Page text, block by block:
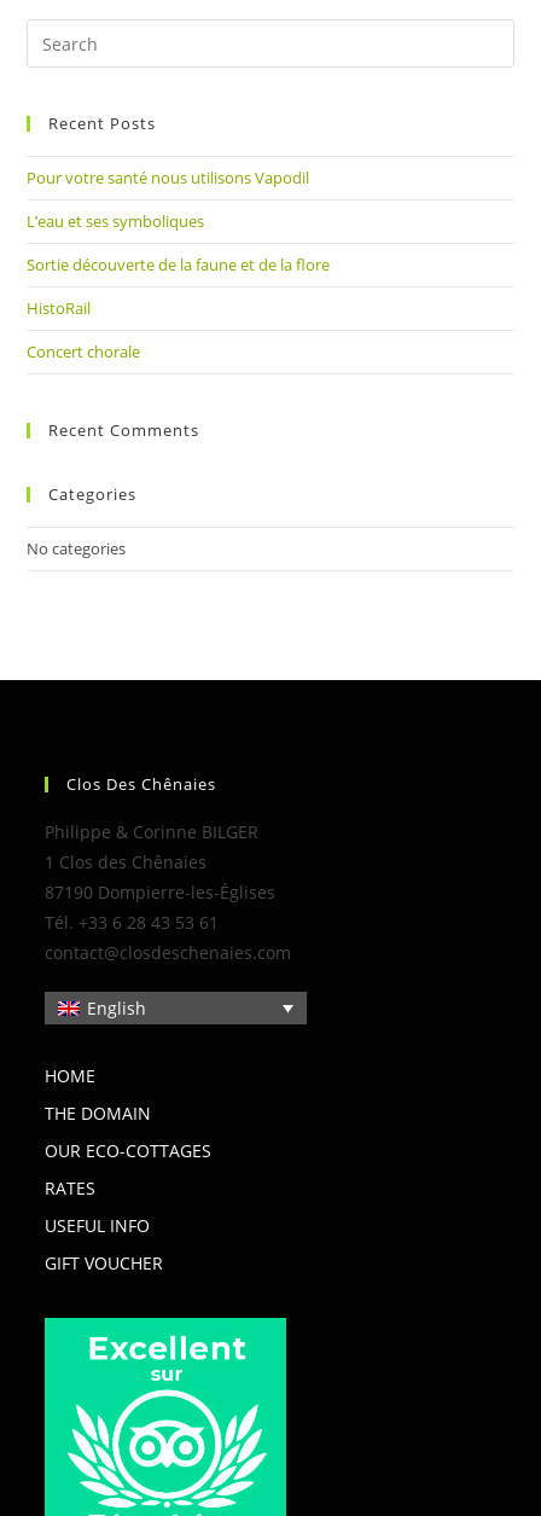
Recent Posts
Pour votre santé nous utilisons Vapodil
L’eau et ses symboliques
Sortie découverte de la faune et de la flore
HistoRail
Concert chorale
Recent Comments
Categories
No categories
Clos Des Chênaies
Philippe & Corinne BILGER
1 Clos des Chênaies
87190 Dompierre-les-Églises
Tél. +33 6 28 43 53 61
contact@closdeschenaies.com
English
HOME
THE DOMAIN
OUR ECO-COTTAGES
RATES
USEFUL INFO
GIFT VOUCHER